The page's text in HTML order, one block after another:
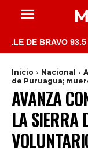
BRAVO 93.5 FM
Inicio Nacional
de Puruagua;
AVANZA
LA SIERRA